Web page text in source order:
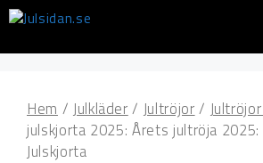
Hoppa
innehåll
Hem / Julkläder / Jultröjor /
julskjorta 2025: Årets jultröja 2025:
Julskjorta